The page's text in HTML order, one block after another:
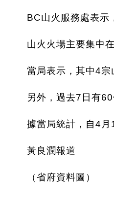
BC山火服務處表示
山火火場主要集中
當局表示，其中4
另外，過去7日有60
據當局統計，自4
黃良潤報道
（省府資料圖）